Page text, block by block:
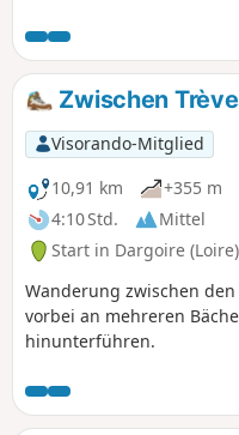
Zwischen
Visorando-Mitglied
10,91 km
+355 m
4:10 Std.
Mittel
Start in Dargoire (Loire)
Wanderung zwischen
vorbei an mehreren
hinunterführen.